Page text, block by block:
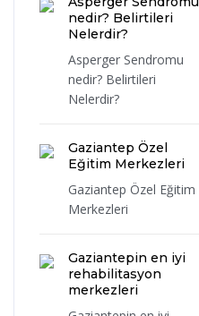
nedir? Belirtileri
Nelerdir?
Asperger Sendromu
nedir? Belirtileri
Nelerdir?
Gaziantep Özel
Eğitim Merkezleri
Gaziantep Özel Eğitim
Merkezleri
Gaziantepin en iyi
rehabilitasyon
merkezleri